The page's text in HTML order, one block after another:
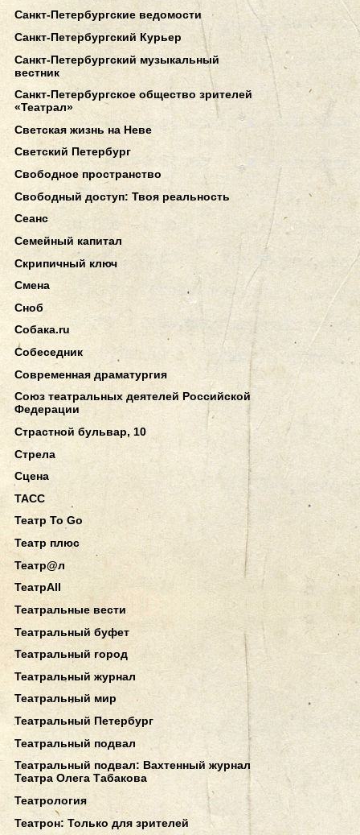
Санкт-Петербургские ведомости
Санкт-Петербургский Курьер
Санкт-Петербургский музыкальный
вестник
Санкт-Петербургское общество зрителей
«Театрал»
Светская жизнь на Неве
Светский Петербург
Свободное пространство
Свободный доступ: Твоя реальность
Сеанс
Семейный капитал
Скрипичный ключ
Смена
Сноб
Собака.ru
Собеседник
Современная драматургия
Союз театральных деятелей Российской
Федерации
Страстной бульвар, 10
Стрела
Сцена
ТАСС
Театр To Go
Театр плюс
Театр@л
ТеатрAll
Театральные вести
Театральный буфет
Театральный город
Театральный журнал
Театральный мир
Театральный Петербург
Театральный подвал
Театральный подвал: Вахтенный журнал
Театра Олега Табакова
Театрология
Театрон: Только для зрителей